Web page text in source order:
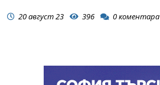
20 август 23 396 0коментара